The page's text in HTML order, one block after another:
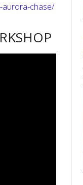
aurora-chase/